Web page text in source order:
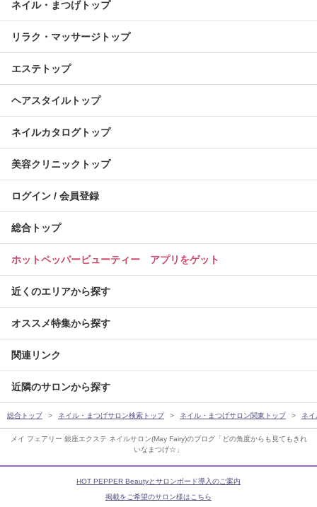
メイ フェアリー 銀座エクステ ネイルサロン(May Fairy)のブログ「どの角度からも見てもきれ
いなまつげ☆」
ネイル・まつげトップ
リラク・マッサージトップ
エステトップ
ヘアスタイルトップ
ネイルカタログトップ
美容クリニックトップ
ログイン / 会員登録
総合トップ
ホットペッパービューティー アプリをゲット
近くのエリアから探す
オススメ特集から探す
関連リンク
近隣のサロンから探す
総合トップ ネイル・まつげサロン検索トップ ネイル・まつげサロン関東トップ ネ
HOT PEPPER Beautyとサロンボード導入のご案内
掲載をご希望のサロン様はこちら